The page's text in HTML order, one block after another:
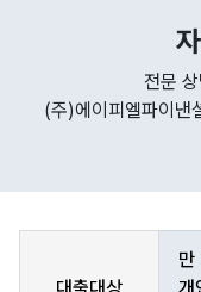
전문
(주)에이피엘파이낸
만